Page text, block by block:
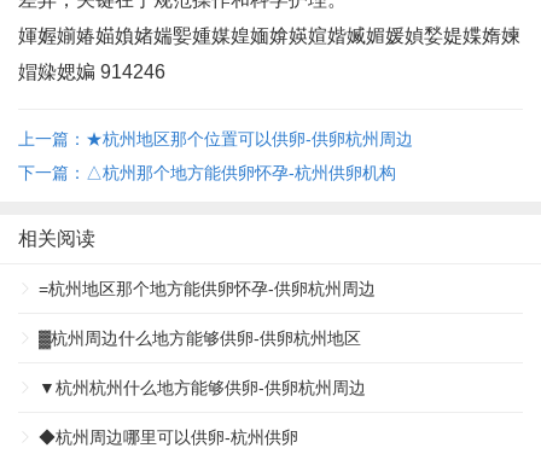
媈媉媊媋媌媍媎媏媐媑媒媓媔媕媖媗媘媙媚媛媜媝媞媟媠媡
媢媣媤媥 914246
上一篇：★杭州地区那个位置可以供卵-供卵杭州周边
下一篇：△杭州那个地方能供卵怀孕-杭州供卵机构
相关阅读
=杭州地区那个地方能供卵怀孕-供卵杭州周边
▓杭州周边什么地方能够供卵-供卵杭州地区
▼杭州杭州什么地方能够供卵-供卵杭州周边
◆杭州周边哪里可以供卵-杭州供卵